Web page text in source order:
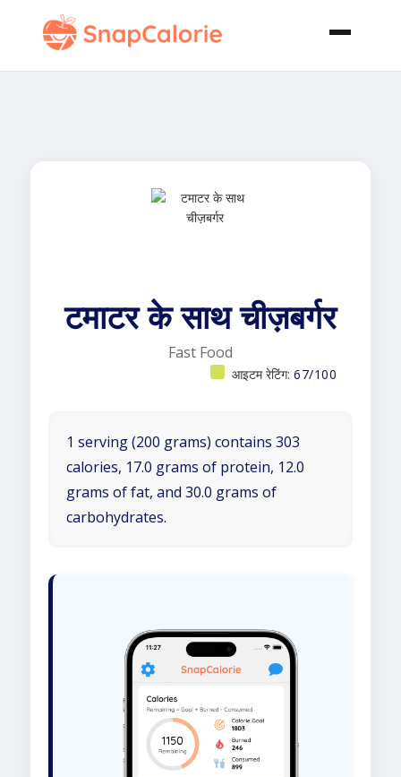
टमाटर के साथ चीज़बर्गर
Fast Food
आइटम रेटिंग: 67/100
1 serving (200 grams) contains 303
calories, 17.0 grams of protein, 12.0
grams of fat, and 30.0 grams of
carbohydrates.